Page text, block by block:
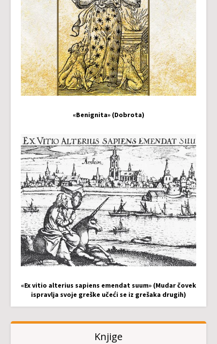
«Benignita» (Dobrota)
«Ex vitio alterius sapiens emendat suum» (Mudar čovek
ispravlja svoje greške učeći se iz grešaka drugih)
Knjige